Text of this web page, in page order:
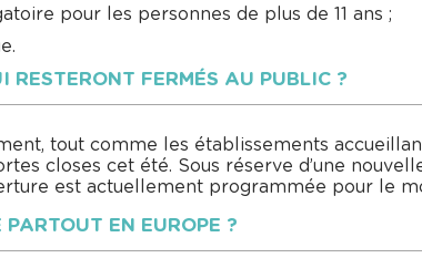
pour les personnes de plus de 11 ans ;
RESTERONT FERMÉS AU PUBLIC ?
tout comme les établissements
closes cet été. Sous réserve d’une
est actuellement programmée pour le
PARTOUT EN EUROPE ?